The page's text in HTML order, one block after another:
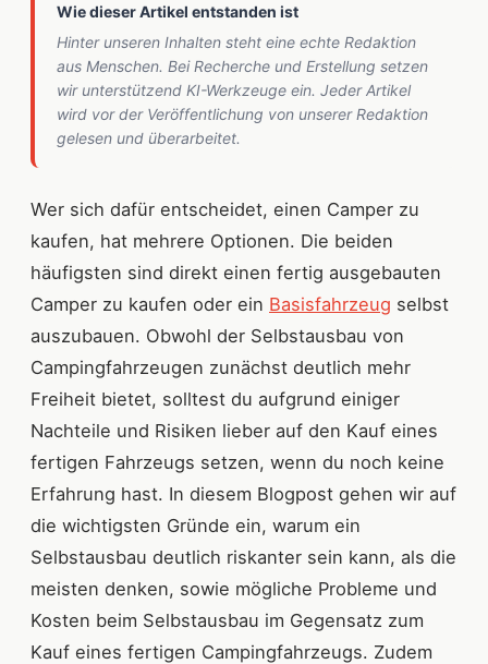
Wie dieser Artikel entstanden ist
Hinter unseren Inhalten steht eine echte Redaktion
aus Menschen. Bei Recherche und Erstellung setzen
wir unterstützend KI-Werkzeuge ein. Jeder Artikel
wird vor der Veröffentlichung von unserer Redaktion
gelesen und überarbeitet.
Wer sich dafür entscheidet, einen Camper zu
kaufen, hat mehrere Optionen. Die beiden
häufigsten sind direkt einen fertig ausgebauten
Camper zu kaufen oder ein Basisfahrzeug selbst
auszubauen. Obwohl der Selbstausbau von
Campingfahrzeugen zunächst deutlich mehr
Freiheit bietet, solltest du aufgrund einiger
Nachteile und Risiken lieber auf den Kauf eines
fertigen Fahrzeugs setzen, wenn du noch keine
Erfahrung hast. In diesem Blogpost gehen wir auf
die wichtigsten Gründe ein, warum ein
Selbstausbau deutlich riskanter sein kann, als die
meisten denken, sowie mögliche Probleme und
Kosten beim Selbstausbau im Gegensatz zum
Kauf eines fertigen Campingfahrzeugs. Zudem